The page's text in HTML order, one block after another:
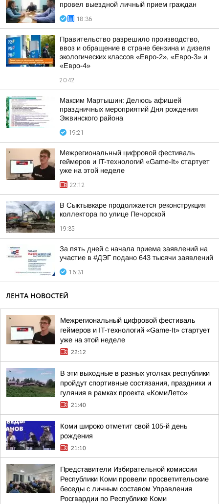
провел выездной личный прием граждан
18:36
Правительство разрешило производство,
ввоз и обращение в стране бензина и дизеля
экологических классов «Евро-2», «Евро-3» и
«Евро-4»
20:42
Максим Мартышин: Делюсь афишей
праздничных мероприятий Дня рождения
Эжвинского района
19:21
Межрегиональный цифровой фестиваль
геймеров и IT-технологий «Game-It» стартует
уже на этой неделе
22:12
В Сыктывкаре продолжается реконструкция
коллектора по улице Печорской
19:35
За пять дней с начала приема заявлений на
участие в #ДЭГ подано 643 тысячи заявлений
16:31
ЛЕНТА НОВОСТЕЙ
Межрегиональный цифровой фестиваль
геймеров и IT-технологий «Game-It» стартует
уже на этой неделе
22:12
В эти выходные в разных уголках республики
пройдут спортивные состязания, праздники и
гуляния в рамках проекта «КомиЛето»
21:40
Коми широко отметит свой 105-й день
рождения
21:10
Представители Избирательной комиссии
Республики Коми провели просветительские
беседы с личным составом Управления
Росгвардии по Республике Коми